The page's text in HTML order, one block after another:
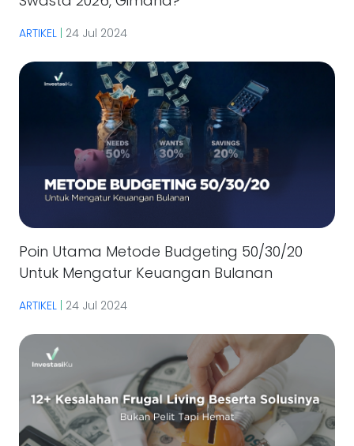
ARTIKEL 24 Jul 2024
Poin Utama Metode Budgeting 50/30/20
Untuk Mengatur Keuangan Bulanan
ARTIKEL | 24 Jul 2024